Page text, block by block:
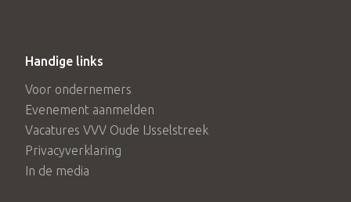
Handige links
Voor ondernemers
Evenement aanmelden
Vacatures VVV Oude IJsselstreek
Privacyverklaring
In de media